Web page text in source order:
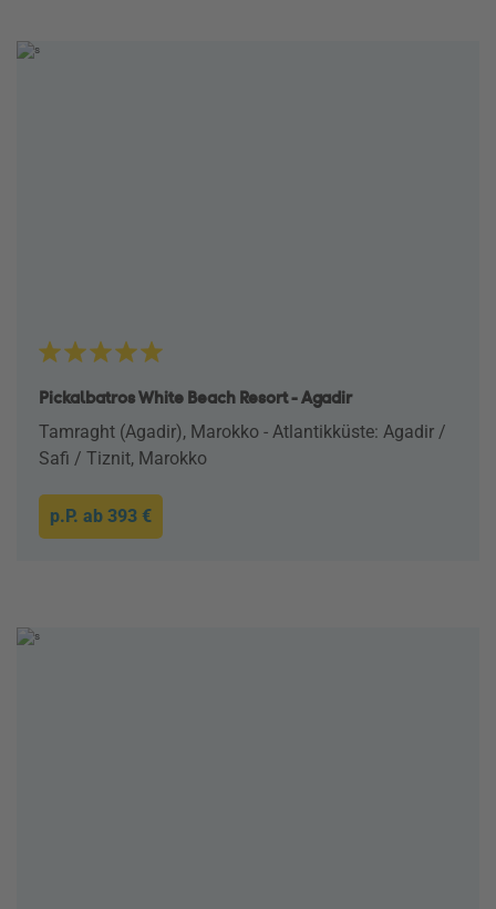
Pickalbatros White Beach Resort - Agadir
Tamraght (Agadir), Marokko - Atlantikküste: Agadir /
Safi / Tiznit, Marokko
p.P. ab 393 €